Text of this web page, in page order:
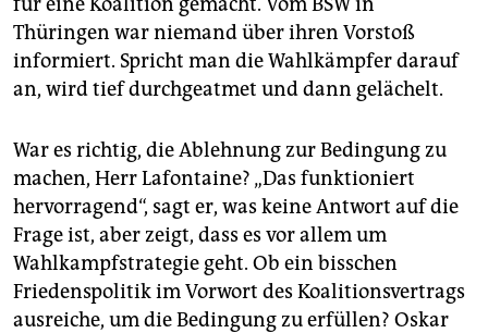
Thüringen war niemand über ihren Vorstoß
informiert. Spricht man die Wahlkämpfer darauf
an, wird tief durchgeatmet und dann gelächelt.
War es richtig, die Ablehnung zur Bedingung zu
machen, Herr Lafontaine? „Das funktioniert
hervorragend“, sagt er, was keine Antwort auf die
Frage ist, aber zeigt, dass es vor allem um
Wahlkampfstrategie geht. Ob ein bisschen
Friedenspolitik im Vorwort des Koalitionsvertrags
ausreiche, um die Bedingung zu erfüllen? Oskar